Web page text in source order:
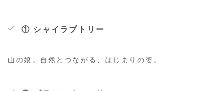
① シャイラプトリー
山の娘。自然とつながる、はじまりの姿。